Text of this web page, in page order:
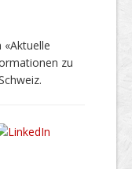
«Aktuelle
zu